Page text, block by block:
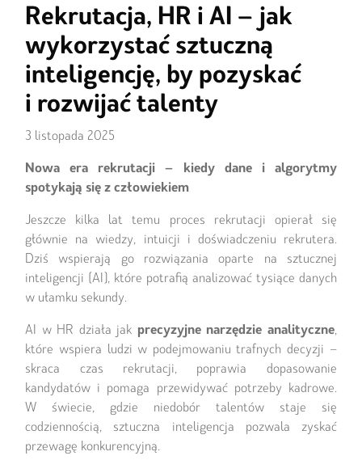
Rekrutacja, HR i AI – jak
wykorzystać sztuczną
inteligencję, by pozyskać
i rozwijać talenty
3 listopada 2025
Nowa era rekrutacji – kiedy dane i algorytmy
spotykają się z człowiekiem
Jeszcze kilka lat temu proces rekrutacji opierał się
głównie na wiedzy, intuicji i doświadczeniu rekrutera.
Dziś wspierają go rozwiązania oparte na sztucznej
inteligencji (AI), które potrafią analizować tysiące danych
w ułamku sekundy.
AI w HR działa jak precyzyjne narzędzie analityczne,
które wspiera ludzi w podejmowaniu trafnych decyzji –
skraca czas rekrutacji, poprawia dopasowanie
kandydatów i pomaga przewidywać potrzeby kadrowe.
W świecie, gdzie niedobór talentów staje się
codziennością, sztuczna inteligencja pozwala zyskać
przewagę konkurencyjną.